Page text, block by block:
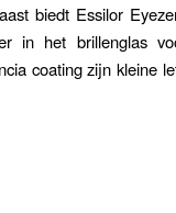
biedt Essilor
in het brillenglas
coating zijn kleine